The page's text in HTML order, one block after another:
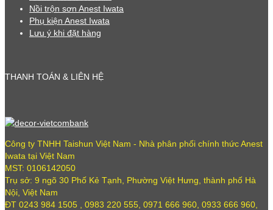
Nồi trộn sơn Anest Iwata
Phụ kiện Anest Iwata
Lưu ý khi đặt hàng
THANH TOÁN & LIÊN HỆ
Công ty TNHH Taishun Việt Nam - Nhà phân phối chính thức Anest
Iwata tại Việt Nam
MST: 0106142050
Trụ sở: 9 ngõ 30 Phố Kẻ Tạnh, Phường Việt Hưng, thành phố Hà
Nội, Việt Nam
ĐT 0243 984 1505 , 0983 220 555, 0971 666 960, 0933 666 960,